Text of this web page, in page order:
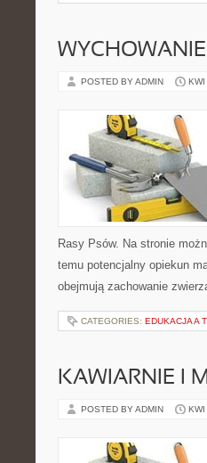
POSTED BY ADMIN
Rasy Psów. Na stronie
temu potencjalny opiekun
obejmują zachowanie
CATEGORIES: EDUKACJA A
KAWIARNIE I
POSTED BY ADMIN